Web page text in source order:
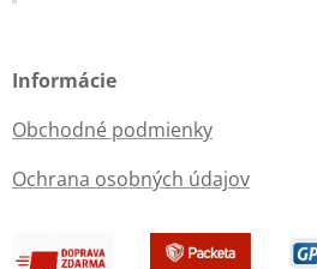
Informácie
Obchodné podmienky
Ochrana osobných údajov